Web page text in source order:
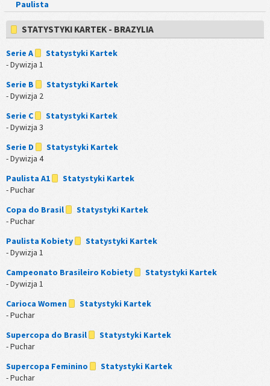
Paulista
STATYSTYKI KARTEK - BRAZYLIA
Serie A
Statystyki Kartek
- Dywizja 1
Serie B
Statystyki Kartek
- Dywizja 2
Serie C
Statystyki Kartek
- Dywizja 3
Serie D
Statystyki Kartek
- Dywizja 4
Paulista A1
Statystyki Kartek
- Puchar
Copa do Brasil
Statystyki Kartek
- Puchar
Paulista Kobiety
Statystyki Kartek
- Dywizja 1
Campeonato Brasileiro Kobiety
Statystyki Kartek
- Dywizja 1
Carioca Women
Statystyki Kartek
- Puchar
Supercopa do Brasil
Statystyki Kartek
- Puchar
Supercopa Feminino
Statystyki Kartek
- Puchar